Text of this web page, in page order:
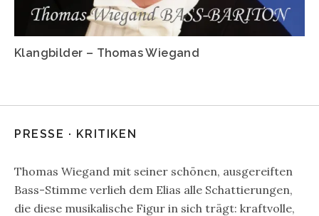
Klangbilder – Thomas Wiegand
PRESSE · KRITIKEN
Thomas Wiegand mit seiner schönen, ausgereiften
Bass-Stimme verlieh dem Elias alle Schattierungen,
die diese musikalische Figur in sich trägt: kraftvolle,